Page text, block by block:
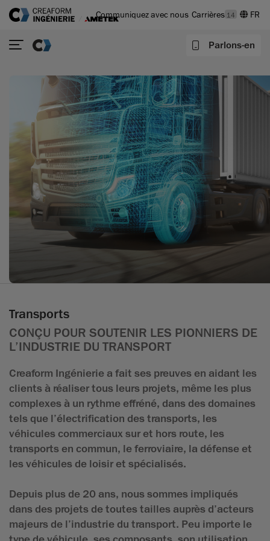
Communiquez avec nous Carrières 14
Parlons-en
Transports
CONÇU POUR SOUTENIR LES PIONNIERS DE
L’INDUSTRIE DU TRANSPORT
Creaform Ingénierie a fait ses preuves en aidant les
clients à réaliser tous leurs projets, même les plus
complexes à un rythme effréné, dans des domaines
tels que l’électrification des transports, les
véhicules commerciaux sur et hors route, les
transports en commun, le ferroviaire, la défense et
les véhicules de loisir et spécialisés.
Depuis plus de 20 ans, nous sommes impliqués
dans des projets de toutes tailles auprès d’acteurs
majeurs de l’industrie du transport. Peu importe le